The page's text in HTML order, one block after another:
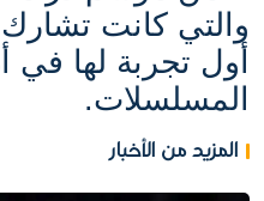
والتي كانت
أول تجربة لها في
المسلسلات.
المزيد من الأخبار